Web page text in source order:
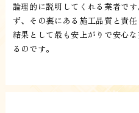
論理的に説明してくれる業者で
ず、その裏にある施工品質と責
結果として最も安上がりで安心
るのです。